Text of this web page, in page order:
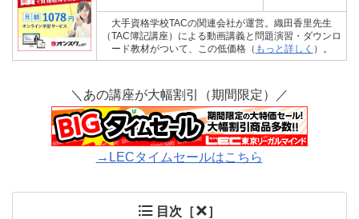
大手資格学校TACの関連会社が運営。織田香里先生
（TAC簿記講座）による動画講義と問題演習・ダウンロ
ード教材がついて、この低価格（ もっと詳しく ）。
＼あの講座が大幅割引（期間限定）／
→LECタイムセールはこちら
目次［ ］